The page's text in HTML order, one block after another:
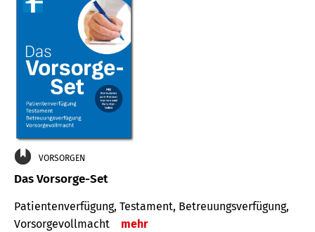
VORSORGEN
Das Vorsorge-Set
Patienten­ver­fügung, Testa­ment, Be­treuungs­verfü­gung,
Vor­sorge­voll­macht
mehr